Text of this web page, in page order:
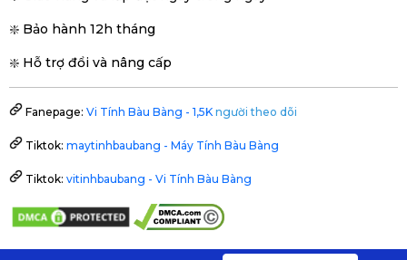
❇️ Bảo hành 12h tháng
❇️ Hỗ trợ đổi và nâng cấp
Fanepage: Vi Tính Bàu Bàng - 1,5K người theo dõi
Tiktok: maytinhbaubang - Máy Tính Bàu Bàng
Tiktok: vitinhbaubang - Vi Tính Bàu Bàng